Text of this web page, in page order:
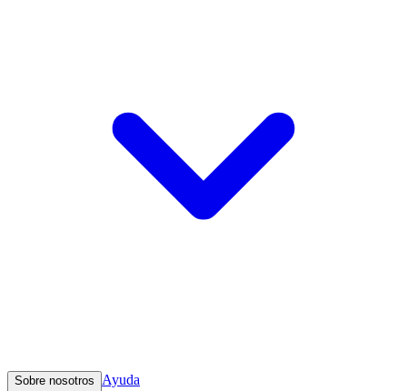
Sobre nosotros Ayuda